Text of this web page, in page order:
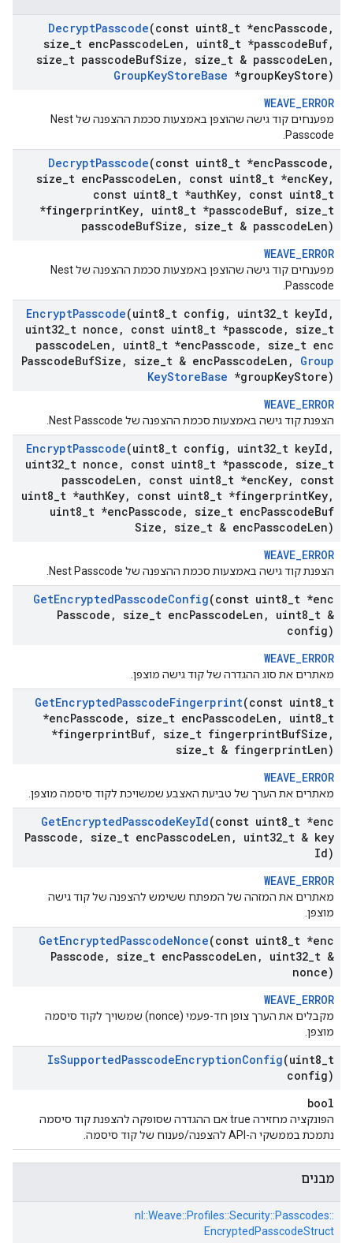
DecryptPasscode(const uint8 t *encPasscode ,
size t encPasscodeLen , uint8 t *passcodeBuf,
size t passcodeBufSize , size t & passcodeLen ,
GroupKeyStoreBase *groupKeyStore)
WEAVE_ERROR
מפענחים קוד גישה שהוצפן באמצעות סכמת ההצפנה של Nest
Passcode.
DecryptPasscode(const uint8 t *encPasscode ,
size t encPasscodeLen , const uint8 t *encKey,
const uint8 t *authKey, const uint8 t
*fingerprintKey, uint8 t *passcodeBuf, size t
passcodeBufSize , size t & passcodeLen)
WEAVE_ERROR
מפענחים קוד גישה שהוצפן באמצעות סכמת ההצפנה של Nest
Passcode.
EncryptPasscode(uint8 t config , uint32 t keyId ,
uint32 t nonce , const uint8 t *passcode , size t
passcodeLen , uint8 t *encPasscode , size t enc
PasscodeBufSize , size t & encPasscodeLen ,
Group
KeyStoreBase *groupKeyStore)
WEAVE_ERROR
הצפנת קוד גישה באמצעות סכמת ההצפנה של Nest Passcode.
EncryptPasscode(uint8 t config , uint32 t keyId ,
uint32 t nonce , const uint8 t *passcode , size t
passcodeLen , const uint8 t *encKey,
const
uint8 t *authKey, const uint8 t *fingerprintKey,
uint8 t *encPasscode , size t encPasscodeBuf
Size , size t & encPasscodeLen)
WEAVE_ERROR
הצפנת קוד גישה באמצעות סכמת ההצפנה של Nest Passcode.
GetEncryptedPasscodeConfig(const uint8 t *enc
Passcode , size t encPasscodeLen , uint8 t &
config)
WEAVE_ERROR
מאתרים את סוג ההגדרה של קוד גישה מוצפן.
GetEncryptedPasscodeFingerprint(const uint8 t
*encPasscode , size t encPasscodeLen , uint8 t
*fingerprintBuf, size t fingerprintBufSize ,
size t & fingerprintLen)
WEAVE_ERROR
מאתרים את הערך של טביעת האצבע שמשויכת לקוד סיסמה מוצפן.
GetEncryptedPasscodeKeyId(const uint8 t *enc
Passcode , size t encPasscodeLen , uint32 t & key
Id)
WEAVE_ERROR
מאתרים את המזהה של המפתח ששימש להצפנה של קוד גישה
מוצפן.
GetEncryptedPasscodeNonce(const uint8 t *enc
Passcode , size t encPasscodeLen , uint32 t &
nonce)
WEAVE_ERROR
מקבלים את הערך צופן חד-פעמי (nonce) שמשויך לקוד סיסמה
מוצפן.
IsSupportedPasscodeEncryptionConfig(uint8 t
config)
bool
הפונקציה מחזירה true אם ההגדרה שסופקה להצפנת קוד סיסמה
נתמכת בממשקי ה-API להצפנה/פענוח של קוד סיסמה.
מבנים
nl::Weave::Profiles::Security::Passcodes::
EncryptedPasscodeStruct